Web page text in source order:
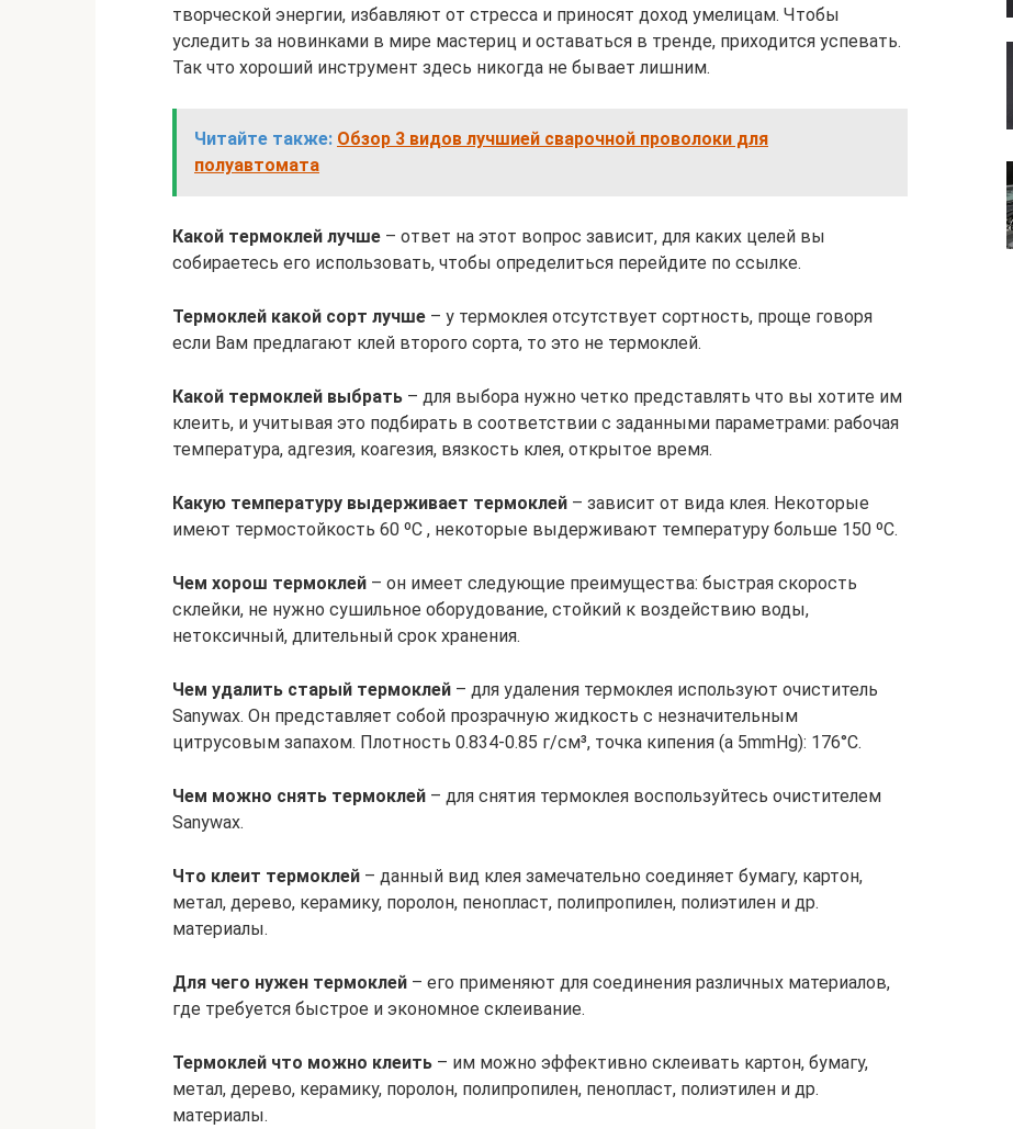
творческой энергии, избавляют от стресса и приносят доход умелицам. Чтобы
уследить за новинками в мире мастериц и оставаться в тренде, приходится успевать.
Так что хороший инструмент здесь никогда не бывает лишним.
Читайте также: Обзор 3 видов лучшией сварочной проволоки для
полуавтомата
Какой термоклей лучше – ответ на этот вопрос зависит, для каких целей вы
собираетесь его использовать, чтобы определиться перейдите по ссылке.
Термоклей какой сорт лучше – у термоклея отсутствует сортность, проще говоря
если Вам предлагают клей второго сорта, то это не термоклей.
Какой термоклей выбрать – для выбора нужно четко представлять что вы хотите им
клеить, и учитывая это подбирать в соответствии с заданными параметрами: рабочая
температура, адгезия, коагезия, вязкость клея, открытое время.
Какую температуру выдерживает термоклей – зависит от вида клея. Некоторые
имеют термостойкость 60 ºС , некоторые выдерживают температуру больше 150 ºС.
Чем хорош термоклей – он имеет следующие преимущества: быстрая скорость
склейки, не нужно сушильное оборудование, стойкий к воздействию воды,
нетоксичный, длительный срок хранения.
Чем удалить старый термоклей – для удаления термоклея используют очиститель
Sanywax. Он представляет собой прозрачную жидкость с незначительным
цитрусовым запахом. Плотность 0.834-0.85 г/смᵌ, точка кипения (а 5mmHg): 176°C.
Чем можно снять термоклей – для снятия термоклея воспользуйтесь очистителем
Sanywax.
Что клеит термоклей – данный вид клея замечательно соединяет бумагу, картон,
метал, дерево, керамику, поролон, пенопласт, полипропилен, полиэтилен и др.
материалы.
Для чего нужен термоклей – его применяют для соединения различных материалов,
где требуется быстрое и экономное склеивание.
Термоклей что можно клеить – им можно эффективно склеивать картон, бумагу,
метал, дерево, керамику, поролон, полипропилен, пенопласт, полиэтилен и др.
материалы.